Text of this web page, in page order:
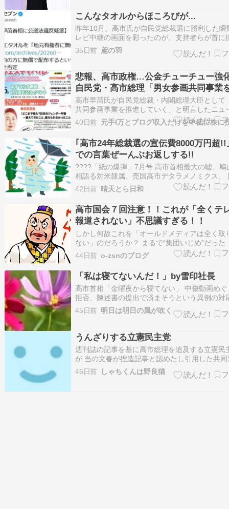
こんなタオルからほころびが...
昨年10月、高市氏が自民党総裁選に勝利した瞬
レビ中継の画面を彩ったのが、支持者らが首に
「Fight On!! Sanae」などと記された通称「サ
オル」。この会の主催は「高市早苗を内閣総理
言によると、仕切って…
35日前 鳶の羽
悲報、高市政権…公金チューチュー強
自民党・高市総理「男女参画共同事業
していく」←SNS「税金の無駄遣いっ
浴びまくってるのに？」「韓国に血税
しにしてるだけだろアレ」
高市早苗氏が自民党総裁・内閣総理大臣として
共同参画事業を推進していく」と明言したニュ
話題になっています。特に6月25日頃の政府方
や関連発言を受け、SNS（特にX）では「また
無駄遣いか」「批判されて […]
40日前
｢高市24年総裁選の宣伝費8000万円超!!
での言葉ぜーんぶお返しする!!
????「紙の爆弾」7月号 高市首相最大の嘘、鳩
相語る対米隷属、売国高市デタラメノミクス、
報局の実態、中傷動画・サナエトークン本当の
皇室典範改正策謀、 小川敏夫氏「参院立憲の
はない」、Kダブシャイン米中会談解説。全目
????文春報道によると …
42日前 晴天とら日和
高市国会７回注意！！これが「全くテ
報道されない」不思議すぎる！！
しかし何故これを「オールドメディアは全く取
ない」のだろうか？ まるで“集団いじめ”だった
おろし」…国民の声を聞かない自民党と旧態依
治報道を続けるオールドメディア「終わりの始
スマートニュース退陣は当然だが…（Ｃ）共同
「総裁の職を辞することとした…
44日前 o-zsnのブログ
「私は寝てないんだ！」by雪印社長
高市首相「金曜夜から寝てない」 中傷動画め
拒否、陳述書の提出で済まそうという異例の対
京新聞デジタル高市早苗首相は22日の衆院予算
で、首相陣営による自民党総裁選や衆院選での
て...www.tokyo-np.…
45日前 明日は明日の風が吹く
うんざりする立憲民主党
週刊誌の記事を基に高市総理を追及する立憲民
が 当の文春が捏造記事と認めたし引用した共
訂正とお詫び 国会歳費の無駄遣いを続ける立
にはうんざりする いい加減にしないと杉尾秀
46日前 しゃちくんは野良猫